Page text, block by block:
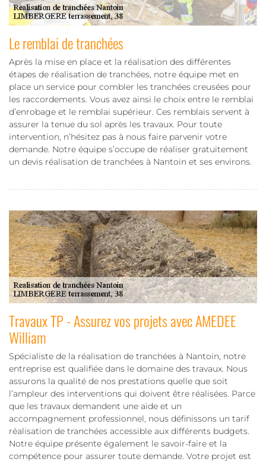
Le remblai de tranchées
Après la mise en place et la réalisation des différentes
étapes de réalisation de tranchées, notre équipe met en
place un service pour combler les tranchées creusées pour
les raccordements. Vous avez ainsi le choix entre le remblai
d’enrobage et le remblai supérieur. Ces remblais servent à
assurer la tenue du sol après les travaux. Pour toute
intervention, n’hésitez pas à nous faire parvenir votre
demande. Notre équipe s’occupe de réaliser gratuitement
un devis réalisation de tranchées à Nantoin et ses environs.
Travaux TP - Assurez vos projets avec AMEDEE
William
Spécialiste de la réalisation de tranchées à Nantoin, notre
entreprise est qualifiée dans le domaine des travaux. Nous
assurons la qualité de nos prestations quelle que soit
l’ampleur des interventions qui doivent être réalisées. Parce
que les travaux demandent une aide et un
accompagnement professionnel, nous définissons un tarif
réalisation de tranchées accessible aux différents budgets.
Notre équipe présente également le savoir-faire et la
compétence pour assurer toute demande. Votre projet est